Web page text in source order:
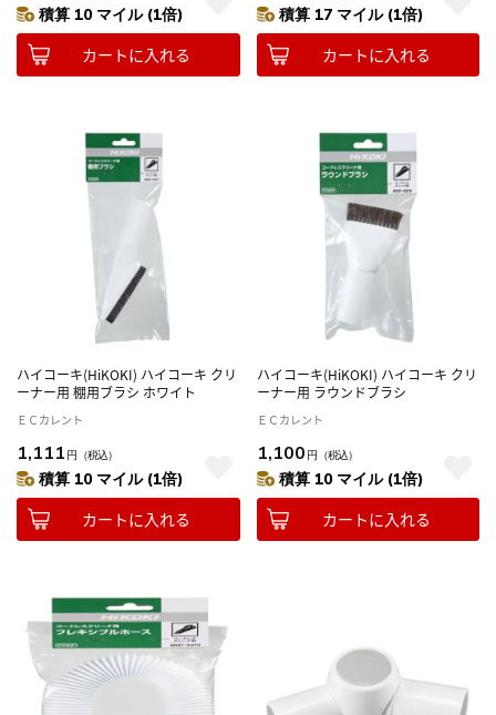
積算 10 マイル (1倍)
カートに入れる
積算 17 マイル (1倍)
カートに入れる
ハイコーキ(HiKOKI) ハイコーキ クリ
ーナー用 棚用ブラシ ホワイト
ＥＣカレント
1,111 円 （税込）
積算 10 マイル (1倍)
カートに入れる
ハイコーキ(HiKOKI) ハイコーキ クリ
ーナー用 ラウンドブラシ
ＥＣカレント
1,100 円 （税込）
積算 10 マイル (1倍)
カートに入れる